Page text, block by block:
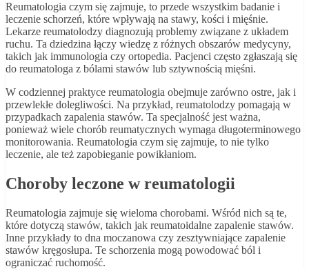
Reumatologia czym się zajmuje, to przede wszystkim badanie i
leczenie schorzeń, które wpływają na stawy, kości i mięśnie.
Lekarze reumatolodzy diagnozują problemy związane z układem
ruchu. Ta dziedzina łączy wiedzę z różnych obszarów medycyny,
takich jak immunologia czy ortopedia. Pacjenci często zgłaszają się
do reumatologa z bólami stawów lub sztywnością mięśni.
W codziennej praktyce reumatologia obejmuje zarówno ostre, jak i
przewlekłe dolegliwości. Na przykład, reumatolodzy pomagają w
przypadkach zapalenia stawów. Ta specjalność jest ważna,
ponieważ wiele chorób reumatycznych wymaga długoterminowego
monitorowania. Reumatologia czym się zajmuje, to nie tylko
leczenie, ale też zapobieganie powikłaniom.
Choroby leczone w reumatologii
Reumatologia zajmuje się wieloma chorobami. Wśród nich są te,
które dotyczą stawów, takich jak reumatoidalne zapalenie stawów.
Inne przykłady to dna moczanowa czy zesztywniające zapalenie
stawów kręgosłupa. Te schorzenia mogą powodować ból i
ograniczać ruchomość.